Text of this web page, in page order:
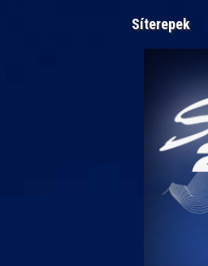
Síterepek